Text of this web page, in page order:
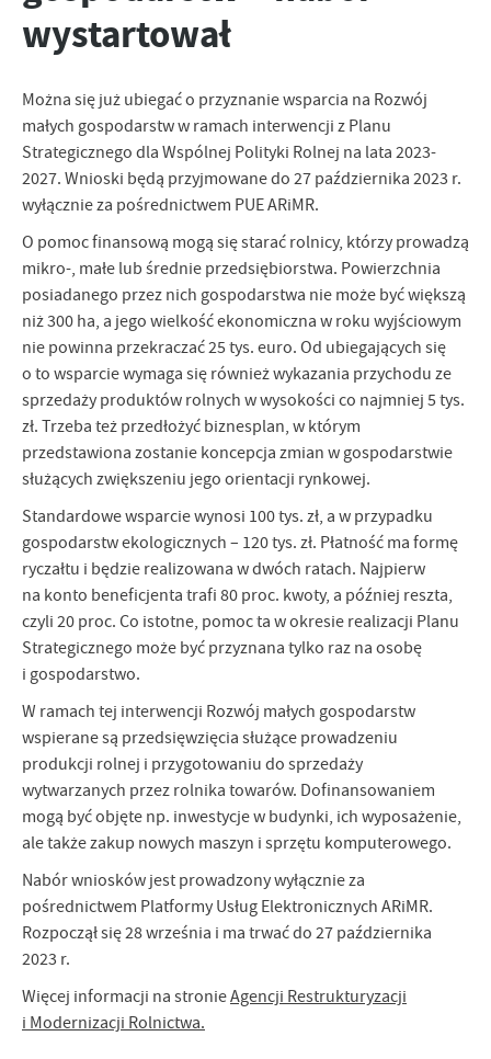
wystartował
Można się już ubiegać o przyznanie wsparcia na Rozwój
małych gospodarstw w ramach interwencji z Planu
Strategicznego dla Wspólnej Polityki Rolnej na lata 2023-
2027. Wnioski będą przyjmowane do 27 października 2023 r.
wyłącznie za pośrednictwem PUE ARiMR.
O pomoc finansową mogą się starać rolnicy, którzy prowadzą
mikro-, małe lub średnie przedsiębiorstwa. Powierzchnia
posiadanego przez nich gospodarstwa nie może być większą
niż 300 ha, a jego wielkość ekonomiczna w roku wyjściowym
nie powinna przekraczać 25 tys. euro. Od ubiegających się
o to wsparcie wymaga się również wykazania przychodu ze
sprzedaży produktów rolnych w wysokości co najmniej 5 tys.
zł. Trzeba też przedłożyć biznesplan, w którym
przedstawiona zostanie koncepcja zmian w gospodarstwie
służących zwiększeniu jego orientacji rynkowej.
Standardowe wsparcie wynosi 100 tys. zł, a w przypadku
gospodarstw ekologicznych – 120 tys. zł. Płatność ma formę
ryczałtu i będzie realizowana w dwóch ratach. Najpierw
na konto beneficjenta trafi 80 proc. kwoty, a później reszta,
czyli 20 proc. Co istotne, pomoc ta w okresie realizacji Planu
Strategicznego może być przyznana tylko raz na osobę
i gospodarstwo.
W ramach tej interwencji Rozwój małych gospodarstw
wspierane są przedsięwzięcia służące prowadzeniu
produkcji rolnej i przygotowaniu do sprzedaży
wytwarzanych przez rolnika towarów. Dofinansowaniem
mogą być objęte np. inwestycje w budynki, ich wyposażenie,
ale także zakup nowych maszyn i sprzętu komputerowego.
Nabór wniosków jest prowadzony wyłącznie za
pośrednictwem Platformy Usług Elektronicznych ARiMR.
Rozpoczął się 28 września i ma trwać do 27 października
2023 r.
Więcej informacji na stronieAgencji Restrukturyzacji
i Modernizacji Rolnictwa.
personalizację określonych funkcjonalności czy prezentowanych
treści.
korzystania z funkcjonalności naszej strony poprzez dopasowanie
jej do Twoich indywidualnych preferencji. Wyrażenie zgody na
funkcjonalne i personalizacyjne pliki cookies gwarantuje
dostępność większej ilości funkcji na stronie.
Analityczne
Analityczne pliki cookies pomagają nam rozwijać się i
dostosowywać do Twoich potrzeb.
Cookies analityczne pozwalają na uzyskanie informacji w zakresie
wykorzystywania witryny internetowej, miejsca oraz częstotliwości,
z jaką odwiedzane są nasze serwisy www. Dane pozwalają nam na
ocenę naszych serwisów internetowych pod względem ich
popularności wśród użytkowników. Zgromadzone informacje są
przetwarzane w formie zanonimizowanej. Wyrażenie zgody na
analityczne pliki cookies gwarantuje dostępność wszystkich
funkcjonalności.
Więcej
Reklamowe
Dzięki reklamowym plikom cookies prezentujemy Ci najciekawsze
informacje i aktualności na stronach naszych partnerów.
Promocyjne pliki cookies służą do prezentowania Ci naszych
komunikatów na podstawie analizy Twoich upodobań oraz Twoich
zwyczajów dotyczących przeglądanej witryny internetowej. Treści
promocyjne mogą pojawić się na stronach podmiotów trzecich lub
firm będących naszymi partnerami oraz innych dostawców usług.
Firmy te działają w charakterze pośredników prezentujących nasze
treści w postaci wiadomości, ofert, komunikatów mediów
społecznościowych.
Więcej